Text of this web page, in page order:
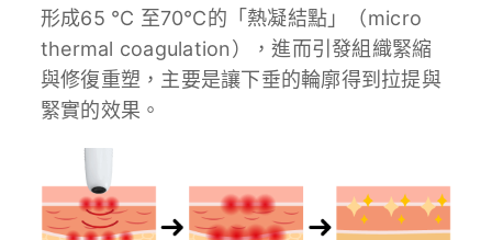
形成65 ℃ 至70℃的「熱凝結點」（micro
thermal coagulation），進而引發組織緊縮
與修復重塑，主要是讓下垂的輪廓得到拉提與
緊實的效果。